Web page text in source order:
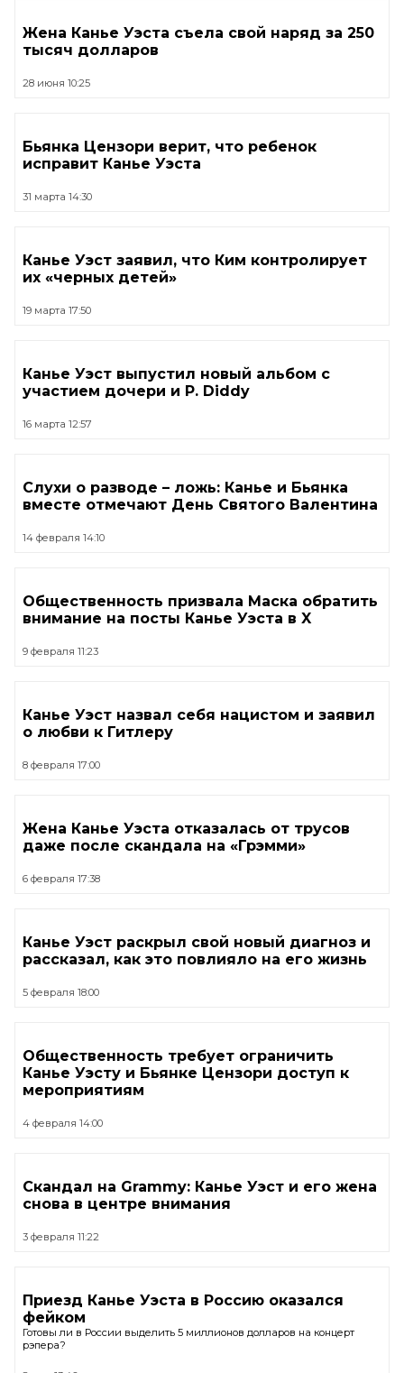
Жена Канье Уэста съела свой наряд за 250
тысяч долларов
28 июня 10:25
Бьянка Цензори верит, что ребенок
исправит Канье Уэста
31 марта 14:30
Канье Уэст заявил, что Ким контролирует
их «черных детей»
19 марта 17:50
Канье Уэст выпустил новый альбом с
участием дочери и P. Diddy
16 марта 12:57
Слухи о разводе – ложь: Канье и Бьянка
вместе отмечают День Святого Валентина
14 февраля 14:10
Общественность призвала Маска обратить
внимание на посты Канье Уэста в X
9 февраля 11:23
Канье Уэст назвал себя нацистом и заявил
о любви к Гитлеру
8 февраля 17:00
Жена Канье Уэста отказалась от трусов
даже после скандала на «Грэмми»
6 февраля 17:38
Канье Уэст раскрыл свой новый диагноз и
рассказал, как это повлияло на его жизнь
5 февраля 18:00
Общественность требует ограничить
Канье Уэсту и Бьянке Цензори доступ к
мероприятиям
4 февраля 14:00
Скандал на Grammy: Канье Уэст и его жена
снова в центре внимания
3 февраля 11:22
Приезд Канье Уэста в Россию оказался
фейком
Готовы ли в России выделить 5 миллионов долларов на концерт
рэпера?